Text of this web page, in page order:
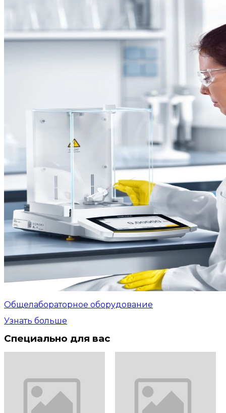
Общелабораторное оборудование
Узнать больше
Специально для вас